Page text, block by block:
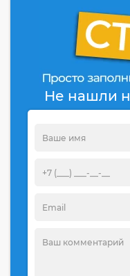
Не нашли